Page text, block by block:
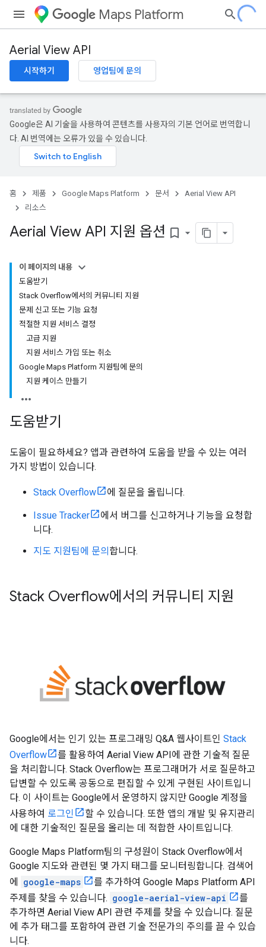
Maps Platform
Aerial View API
시작하기 영업팀에 문의
Google은 AI 기술을 사용하여 콘텐츠를 사용자의 기본 언어로 번역합니
다. AI 번역에는 오류가 있을 수 있습니다.
홈 제품 Google Maps Platform 문서
Aerial View API
리소스
Aerial View API 지원 옵션 bookmark_border
이 페이지의 내용
도움받기
Stack Overflow에서의 커뮤니티 지원
문제 신고 또는 기능 요청
적절한 지원 서비스 결정
고급 지원
지원 서비스 가입 또는 취소
Google Maps Platform 지원팀에 문의
지원 케이스 만들기
도움받기
도움이 필요하세요? 앱과 관련하여 도움을 받을 수 있는 여러
가지 방법이 있습니다.
Stack Overflow 에 질문을 올립니다.
Issue Tracker
에서 버그를 신고하거나 기능을 요청합
니다.
지도 지원팀에 문의 합니다.
Stack Overflow에서의 커뮤니티 지원
Google에서는 인기 있는 프로그래밍 Q&A 웹사이트인 Stack
Overflow
를 활용하여 Aerial View API에 관한 기술적 질문
을 처리합니다. Stack Overflow는 프로그래머가 서로 질문하고
답변할 수 있도록 공동으로 편집할 수 있게 구현된 사이트입니
다. 이 사이트는 Google에서 운영하지 않지만 Google 계정을
사용하여 로그인
할 수 있습니다. 또한 앱의 개발 및 유지관리
에 대한 기술적인 질문을 올리는 데 적합한 사이트입니다.
Google Maps Platform팀의 구성원이 Stack Overflow에서
Google 지도와 관련된 몇 가지 태그를 모니터링합니다. 검색어
에
google-maps
를 추가하여 Google Maps Platform API
주제를 찾을 수 있습니다. google-aerial-view-api
를
추가하면 Aerial View API 관련 주제를 찾을 수 있습니다. 질문
에 추가 태그를 포함하여 관련 기술 전문가의 주의를 끌 수 있습
니다.